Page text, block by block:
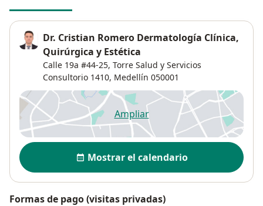
Dr. Cristian Romero Dermatología Clínica,
Quirúrgica y Estética
Calle 19a #44-25, Torre Salud y Servicios
Consultorio 1410, Medellín 050001
Ampliarse abre en una nueva
Disponibilidad
Mostrar el calendario
Formas de pago (visitas privadas)